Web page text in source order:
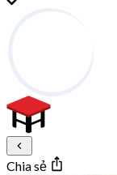
Chia sẻ